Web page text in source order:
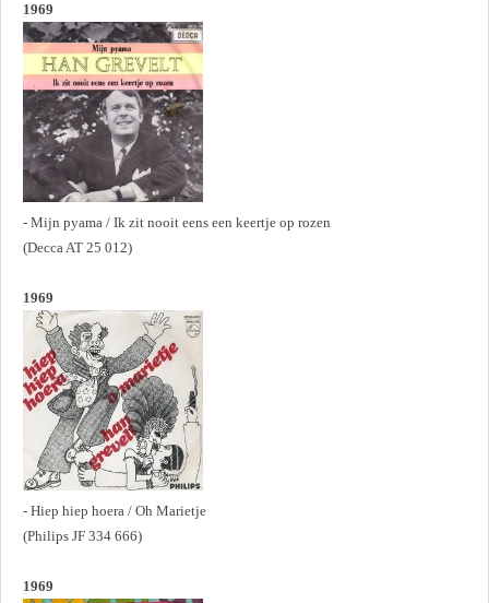
1969
- Mijn pyama / Ik zit nooit eens een keertje op rozen
(Decca AT 25 012)
1969
- Hiep hiep hoera / Oh Marietje
(Philips JF 334 666)
1969